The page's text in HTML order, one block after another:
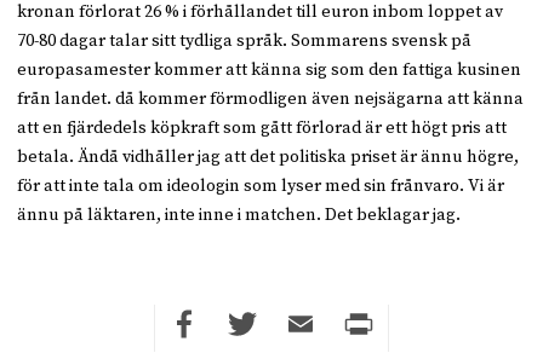
kronan förlorat 26 % i förhållandet till euron inbom loppet av
70-80 dagar talar sitt tydliga språk. Sommarens svensk på
europasamester kommer att känna sig som den fattiga kusinen
från landet. då kommer förmodligen även nejsägarna att känna
att en fjärdedels köpkraft som gått förlorad är ett högt pris att
betala. Ändå vidhåller jag att det politiska priset är ännu högre,
för att inte tala om ideologin som lyser med sin frånvaro. Vi är
ännu på läktaren, inte inne i matchen. Det beklagar jag.
Facebook
Twitter
Email